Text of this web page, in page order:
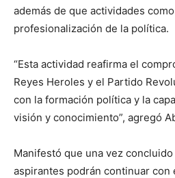
además de que actividades
profesionalización de la política.
“Esta actividad reafirma el
Reyes Heroles y el Partido
con la formación política y la
visión y conocimiento”, agregó
Manifestó que una vez
aspirantes podrán continuar con